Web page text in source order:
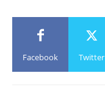
Facebook Twitter